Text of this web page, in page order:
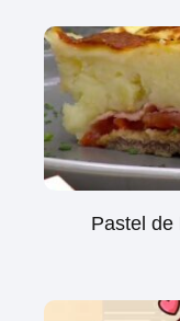
Pastel de